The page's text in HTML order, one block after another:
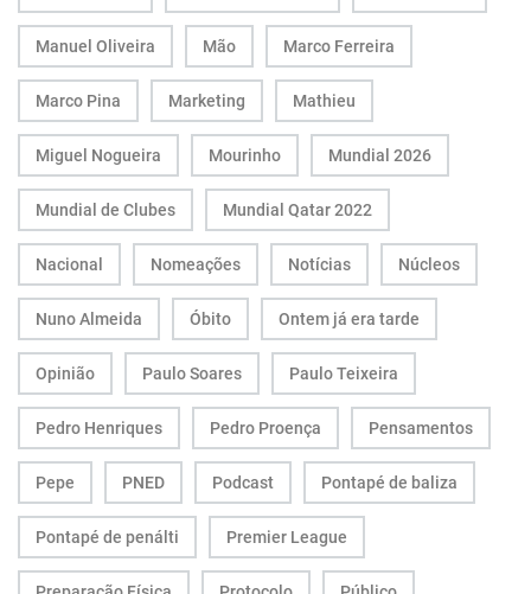
Manuel Oliveira Mão Marco Ferreira
Marco Pina Marketing Mathieu
Miguel Nogueira Mourinho Mundial 2026
Mundial de Clubes Mundial Qatar 2022
Nacional Nomeações Notícias Núcleos
Nuno Almeida Óbito Ontem já era tarde
Opinião Paulo Soares Paulo Teixeira
Pedro Henriques Pedro Proença Pensamentos
Pepe PNED Podcast Pontapé de baliza
Pontapé de penálti Premier League